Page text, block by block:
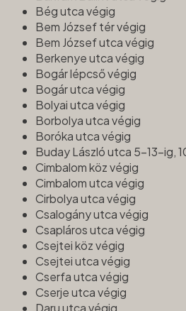
Bég utca végig
Bem József tér végig
Bem József utca végig
Berkenye utca végig
Bogár lépcső végig
Bogár utca végig
Bolyai utca végig
Borbolya utca végig
Boróka utca végig
Buday László utca 5-13-ig,
Cimbalom köz végig
Cimbalom utca végig
Cirbolya utca végig
Csalogány utca végig
Csapláros utca végig
Csejtei köz végig
Csejtei utca végig
Cserfa utca végig
Cserje utca végig
Daru utca végig